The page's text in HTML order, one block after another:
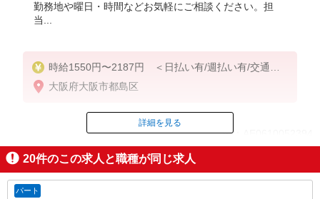
勤務地や曜日・時間などお気軽にご相談ください。担
当...
時給1550円〜2187円 ＜日払い有/週払い有/交通費
全支給(ガソリン代含む)＞
大阪府大阪市都島区
ID：AE0610052394
掲載期間終了
詳細を見る
20件のこの求人と職種が同じ求人
パート